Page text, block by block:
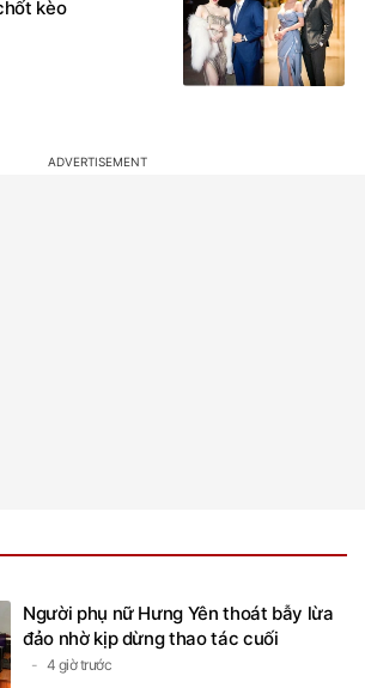
kèo
Người phụ nữ Hưng Yên thoát bẫy lừa
đảo nhờ kịp dừng thao tác cuối
4 giờ trước